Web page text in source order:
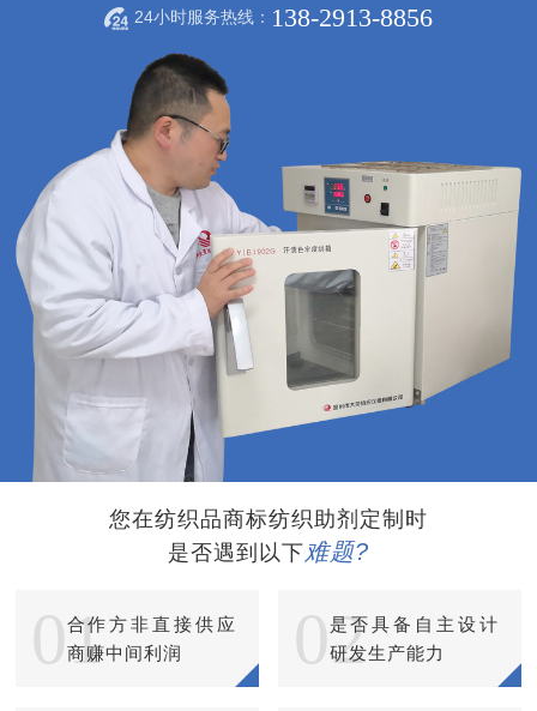
24小时服务热线： 138-2913-8856
您在纺织品商标纺织助剂定制时
是否遇到以下难题?
01
合作方非直接供应
商赚中间利润
02是否具备自主设计
研发生产能力